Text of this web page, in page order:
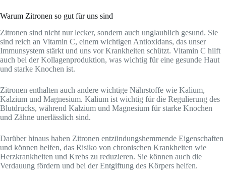
Warum Zitronen so gut für uns sind
Zitronen sind nicht nur lecker, sondern auch unglaublich gesund. Sie
sind reich an Vitamin C, einem wichtigen Antioxidans, das unser
Immunsystem stärkt und uns vor Krankheiten schützt. Vitamin C hilft
auch bei der Kollagenproduktion, was wichtig für eine gesunde Haut
und starke Knochen ist.
Zitronen enthalten auch andere wichtige Nährstoffe wie Kalium,
Kalzium und Magnesium. Kalium ist wichtig für die Regulierung des
Blutdrucks, während Kalzium und Magnesium für starke Knochen
und Zähne unerlässlich sind.
Darüber hinaus haben Zitronen entzündungshemmende Eigenschaften
und können helfen, das Risiko von chronischen Krankheiten wie
Herzkrankheiten und Krebs zu reduzieren. Sie können auch die
Verdauung fördern und bei der Entgiftung des Körpers helfen.